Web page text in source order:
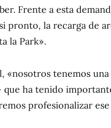
Frente a esta
pronto, la recarga de
la Park».
«nosotros tenemos una
que ha tenido
profesionalizar